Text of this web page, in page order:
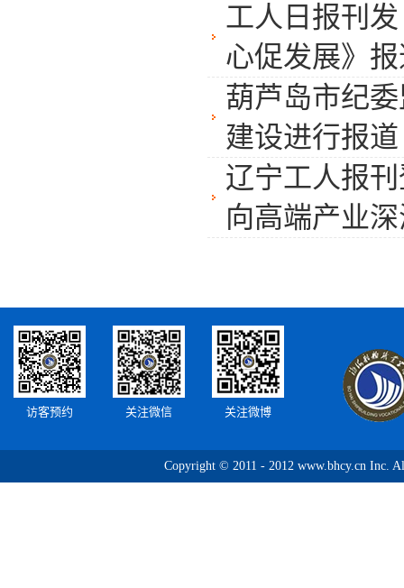
工人日报刊
心促发展》
葫芦岛市纪
建设进行报道
辽宁工人报
向高端产业
访客预约 关注微信 关注微博
Copyright © 2011 - 2012 www.bhcy.cn